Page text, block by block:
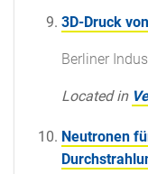
3D-Druck
Berliner
Located in
Neutronen